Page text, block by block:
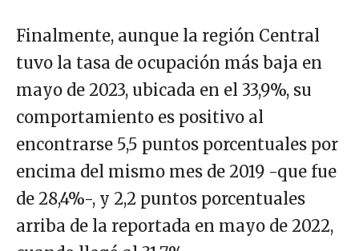
Finalmente, aunque la región Central
tuvo la tasa de ocupación más baja en
mayo de 2023, ubicada en el 33,9%, su
comportamiento es positivo al
encontrarse 5,5 puntos porcentuales por
encima del mismo mes de 2019 -que fue
de 28,4%-, y 2,2 puntos porcentuales
arriba de la reportada en mayo de 2022,